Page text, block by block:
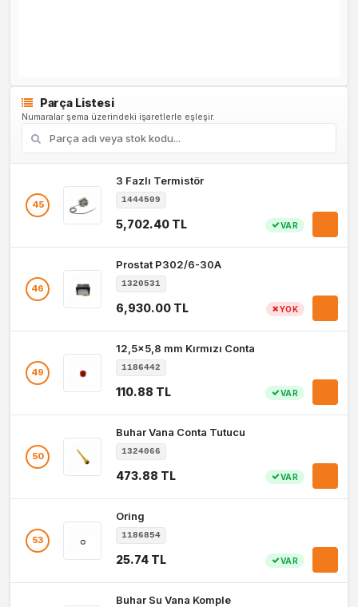
Parça Listesi
Numaralar şema üzerindeki işaretlerle eşleşir.
45
3 Fazlı Termistör
1444509
5,702.40 TL VAR
46
Prostat P302/6-30A
1320531
6,930.00 TL YOK
49
12,5x5,8 mm Kırmızı Conta
1186442
110.88 TL VAR
50
Buhar Vana Conta Tutucu
1324066
473.88 TL VAR
53
Oring
1186854
25.74 TL VAR
Buhar Su Vana Komple